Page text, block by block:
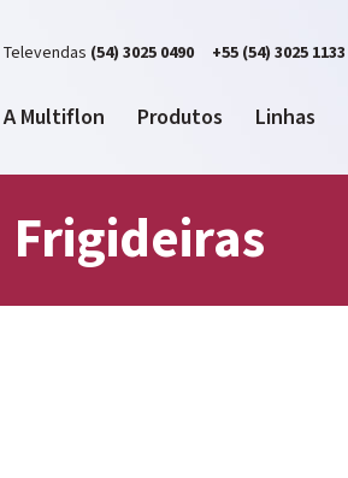
Televendas (54) 3025 0490 +55 (54) 3025 1133
A Multiflon Produtos Linhas
Frigideiras